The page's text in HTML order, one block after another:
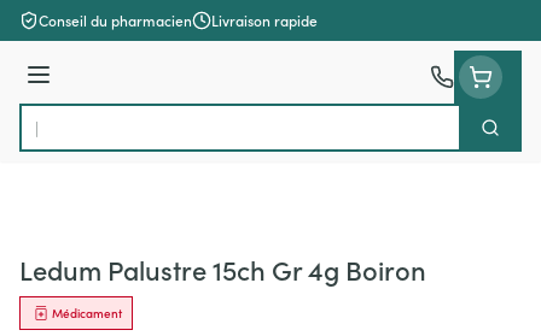
Aller au contenu
Conseil du pharmacien Livraison rapide
Menu
Rechercher
Ledum Palustre 15ch Gr 4g Boiron
Médicament